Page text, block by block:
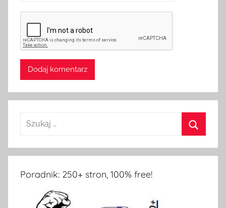
Szukaj:
Poradnik: 250+ stron, 100% free!